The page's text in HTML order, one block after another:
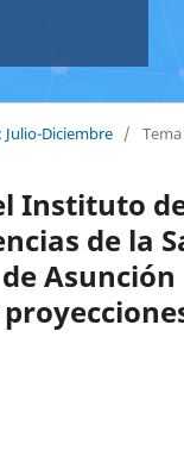
Julio-Diciembre /
Instituto
de la
Asunción